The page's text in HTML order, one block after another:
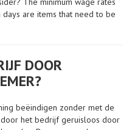
are items that need to be
DOOR
beëindigen zonder met de
het bedrijf geruisloos door